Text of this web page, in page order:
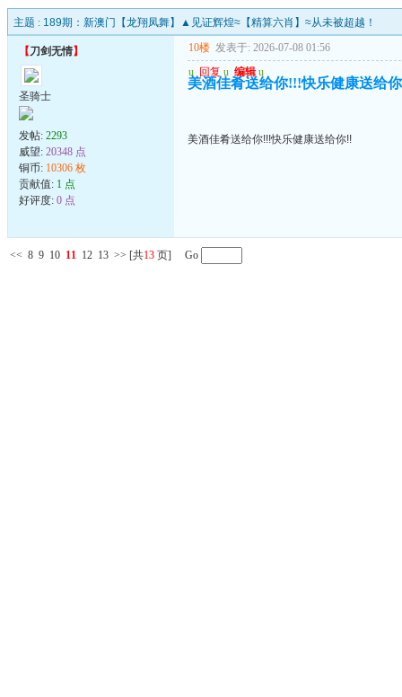
主题 : 189期：新澳门【龙翔凤舞】▲见证辉煌≈【精算六肖】≈从未被超越！
【刀剑无情】
圣骑士
发帖: 2293
威望: 20348 点
铜币: 10306 枚
贡献值: 1 点
好评度: 0 点
10楼 发表于: 2026-07-08 01:56
u 回复 u 编辑 u
美酒佳肴送给你!!!快乐健康送给
美酒佳肴送给你!!!快乐健康送给你!!
<< 8 9 10 11 12 13 >> [共13 页] Go